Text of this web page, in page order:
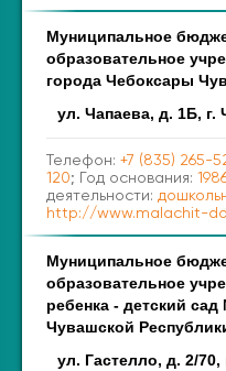
Муниципальное
образовательное
города Чебоксары
ул. Чапаева, д. 1Б, г.
Телефон: +7 (835) 265-
120; Год основания:
деятельности:
http://www.malachit-
Муниципальное
образовательное
ребенка - детский
Чувашской
ул. Гастелло, д. 2/